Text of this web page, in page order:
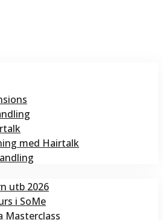
med Hairtalk
utb 2026
i SoMe
Masterclass